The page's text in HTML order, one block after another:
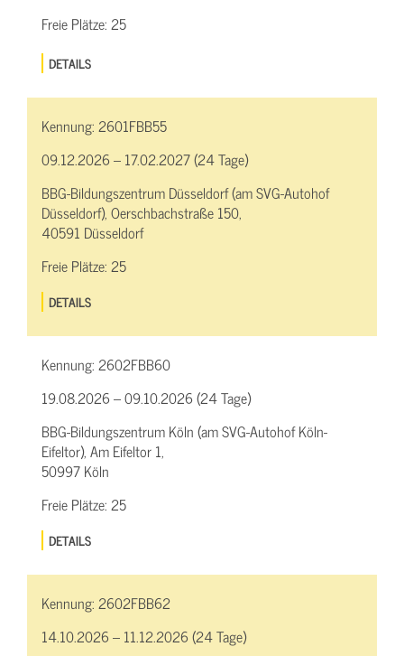
Freie Plätze:25
DETAILS
Kennung:2601FBB55
09.12.2026 – 17.02.2027 (24 Tage)
BBG-Bildungszentrum Düsseldorf (am SVG-Autohof
Düsseldorf), Oerschbachstraße 150,
40591 Düsseldorf
Freie Plätze:25
DETAILS
Kennung:2602FBB60
19.08.2026 – 09.10.2026 (24 Tage)
BBG-Bildungszentrum Köln (am SVG-Autohof Köln-
Eifeltor), Am Eifeltor 1,
50997 Köln
Freie Plätze:25
DETAILS
Kennung:2602FBB62
14.10.2026 – 11.12.2026 (24 Tage)